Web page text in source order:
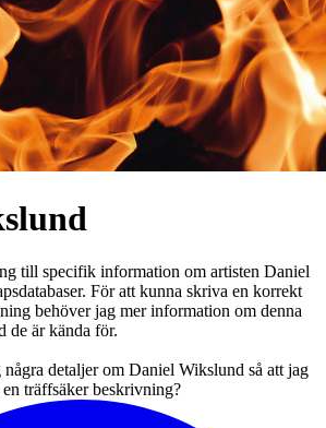
till specifik information om artisten Daniel
För att kunna skriva en korrekt
behöver jag mer information om denna
de är kända för.
detaljer om Daniel Wikslund så att jag
träffsäker beskrivning?